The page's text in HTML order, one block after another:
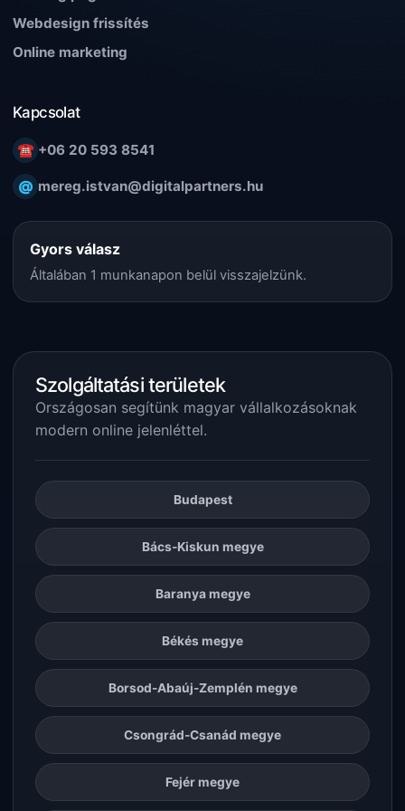
Webdesign frissítés
Online marketing
Kapcsolat
☎ +06 20 593 8541
@ mereg.istvan@digitalpartners.hu
Gyors válasz
Általában 1 munkanapon belül visszajelzünk.
Szolgáltatási területek
Országosan segítünk magyar vállalkozásoknak
modern online jelenléttel.
Budapest
Bács-Kiskun megye
Baranya megye
Békés megye
Borsod-Abaúj-Zemplén megye
Csongrád-Csanád megye
Fejér megye